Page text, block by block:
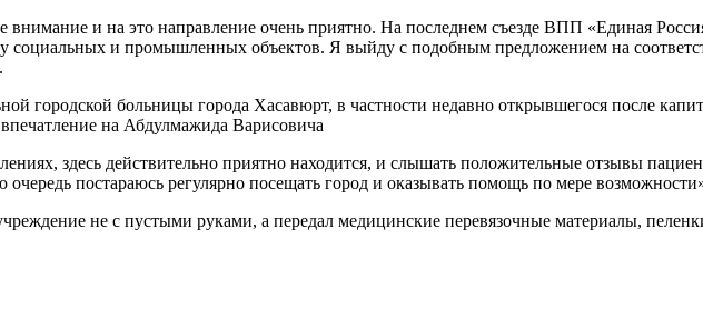
внимание и на это направление очень приятно. На последнем съезде ВПП «Единая
социальных и промышленных объектов. Я выйду с подобным предложением на
городской больницы города Хасавюрт, в частности недавно открывшегося после
на Абдулмажида Варисовича
здесь действительно приятно находится, и слышать положительные отзывы
постараюсь регулярно посещать город и оказывать помощь по мере
не с пустыми руками, а передал медицинские перевязочные материалы,